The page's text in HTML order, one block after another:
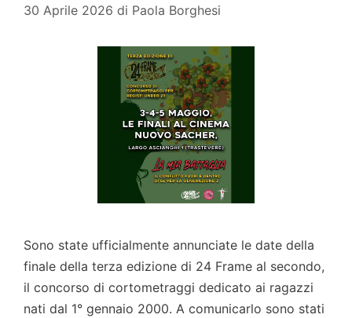
30 Aprile 2026 di Paola Borghesi
Sono state ufficialmente annunciate le date della
finale della terza edizione di 24 Frame al secondo,
il concorso di cortometraggi dedicato ai ragazzi
nati dal 1° gennaio 2000. A comunicarlo sono stati